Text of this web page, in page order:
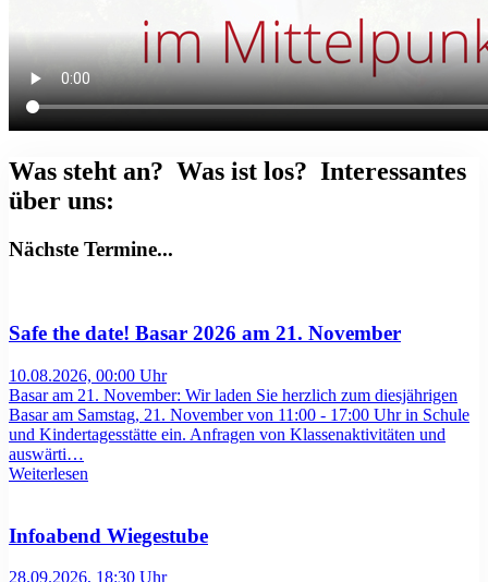
Was steht an? Was ist los? Interessantes
über uns:
Nächste Termine...
Safe the date! Basar 2026 am 21. November
10.08.2026, 00:00 Uhr
Basar am 21. November: Wir laden Sie herzlich zum diesjährigen
Basar am Samstag, 21. November von 11:00 - 17:00 Uhr in Schule
und Kindertagesstätte ein. Anfragen von Klassenaktivitäten und
auswärti…
Weiterlesen
Infoabend Wiegestube
28.09.2026, 18:30 Uhr